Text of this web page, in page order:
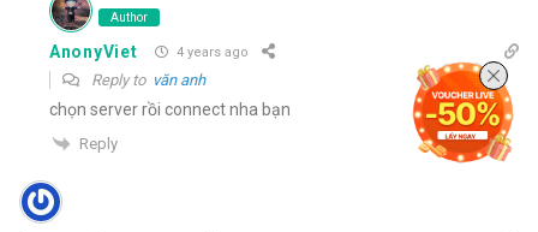
Author
AnonyViet 4 years ago
Reply to văn anh
chọn server rồi connect nha bạn
Reply